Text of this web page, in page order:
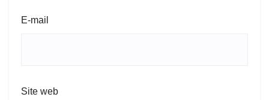
E-mail
Site web